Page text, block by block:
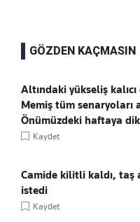
GÖZDEN KAÇMASIN
Altındaki yükseliş
Memiş tüm senaryoları
Önümüzdeki haftaya
Kaydet
Camide kilitli kaldı, taş
istedi
Kaydet